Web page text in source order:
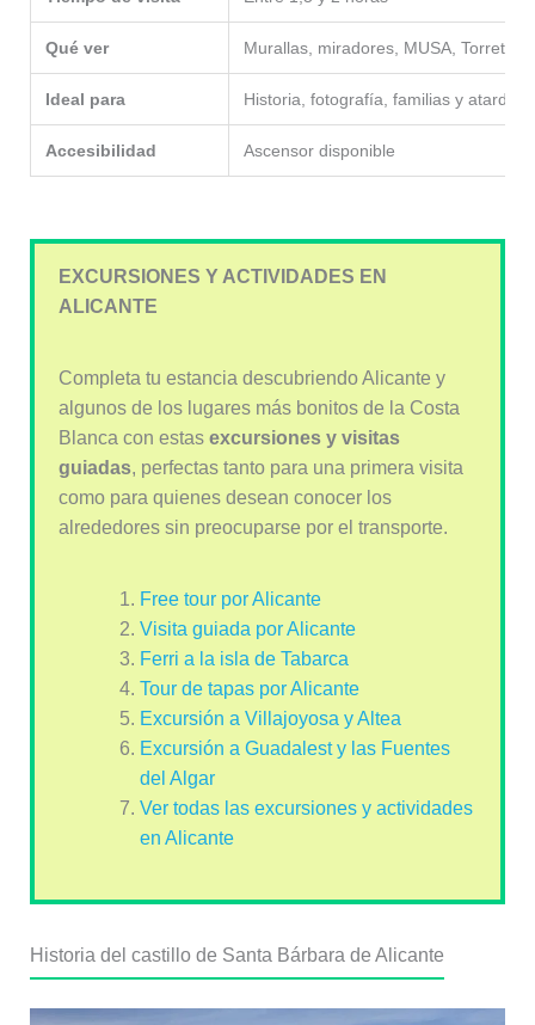
Qué ver Murallas, miradores, MUSA, Torreta y
Ideal para Historia, fotografía, familias y
Accesibilidad Ascensor disponible
EXCURSIONES Y ACTIVIDADES EN
ALICANTE
Completa tu estancia descubriendo Alicante y
algunos de los lugares más bonitos de la Costa
Blanca con estas excursiones y visitas
guiadas, perfectas tanto para una primera visita
como para quienes desean conocer los
alrededores sin preocuparse por el transporte.
Free tour por Alicante
Visita guiada por Alicante
Ferri a la isla de Tabarca
Tour de tapas por Alicante
Excursión a Villajoyosa y Altea
Excursión a Guadalest y las Fuentes
del Algar
Ver todas las excursiones y actividades
en Alicante
Historia del castillo de Santa Bárbara de Alicante